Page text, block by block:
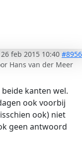
26 feb 2015 10:40 #8956
Hans van der Meer
kanten wel.
ook voorbij
ook) niet
geen antwoord